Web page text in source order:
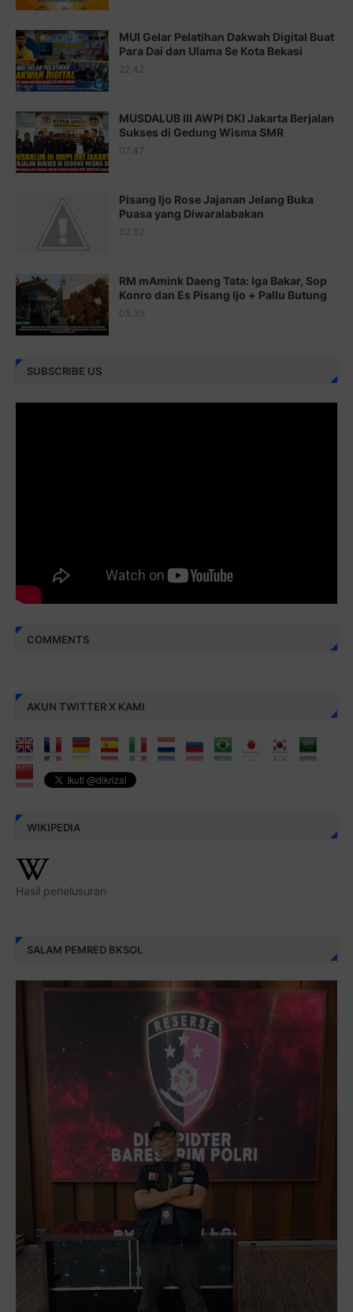
Juz 17 ⇨http://j.mp/2brHsFz
Juz 18 ⇨http://j.mp/2b8SCfc
Juz 19 ⇨http://j.mp/2bFSq95
Juz 20 ⇨http://j.mp/2brI1zc
Juz 21 ⇨http://j.mp/2b8VcBO
http://j.mp/2bFRxNP
http://j.mp/2brItxm
Juz 25 ⇨http://j.mp/2brImlf
Juz 26 ⇨http://j.mp/2bFRHF2
MUI Gelar Pelatihan Dakwah Digital Buat
Para Dai dan Ulama Se Kota Bekasi
22.42
MUSDALUB III AWPI DKI Jakarta Berjalan
Sukses di Gedung Wisma SMR
07.47
Pisang Ijo Rose Jajanan Jelang Buka
Puasa yang Diwaralabakan
02.52
RM mAmink Daeng Tata: Iga Bakar, Sop
Konro dan Es Pisang Ijo + Pallu Butung
05.35
SUBSCRIBE US
COMMENTS
AKUN TWITTER X KAMI
WIKIPEDIA
Hasil penelusuran
SALAM PEMRED BKSOL